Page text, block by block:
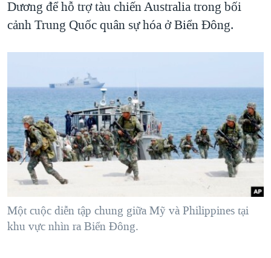
Dương để hỗ trợ tàu chiến Australia trong bối
cảnh Trung Quốc quân sự hóa ở Biển Đông.
Một cuộc diễn tập chung giữa Mỹ và Philippines tại
khu vực nhìn ra Biển Đông.